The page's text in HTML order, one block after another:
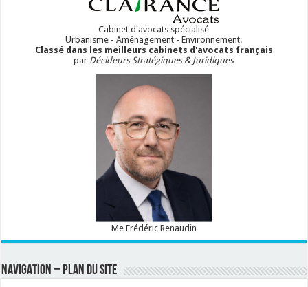
Cabinet d'avocats spécialisé
Urbanisme - Aménagement - Environnement.
Classé dans les meilleurs cabinets d'avocats français
par Décideurs Stratégiques & Juridiques
Me Frédéric Renaudin
NAVIGATION – PLAN DU SITE